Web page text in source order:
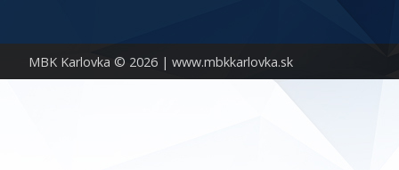
MBK Karlovka © 2026 | www.mbkkarlovka.sk